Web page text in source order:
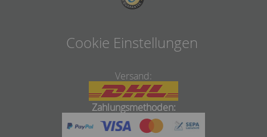
Cookie Einstellungen
Versand:
Zahlungsmethoden: